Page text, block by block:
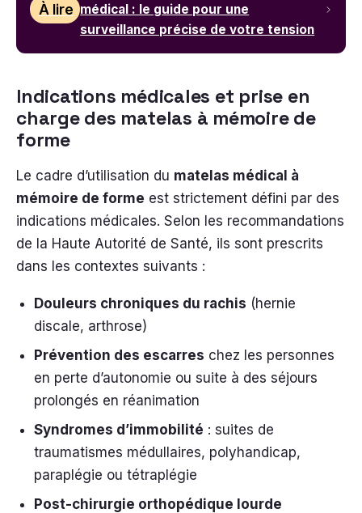
À lire médical : le guide pour une
surveillance précise de votre tension
Indications médicales et prise en
charge des matelas à mémoire de
forme
Le cadre d’utilisation du matelas médical à
mémoire de forme est strictement défini par des
indications médicales. Selon les recommandations
de la Haute Autorité de Santé, ils sont prescrits
dans les contextes suivants :
Douleurs chroniques du rachis (hernie
discale, arthrose)
Prévention des escarres chez les personnes
en perte d’autonomie ou suite à des séjours
prolongés en réanimation
Syndromes d’immobilité : suites de
traumatismes médullaires, polyhandicap,
paraplégie ou tétraplégie
Post-chirurgie orthopédique lourde